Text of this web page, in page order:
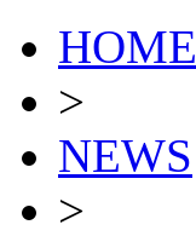
HOME
>
NEWS
>